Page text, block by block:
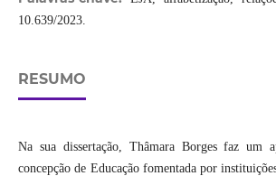
10.639/2023.
RESUMO
Na sua dissertação, Thâmara Borges faz um
concepção de Educação fomentada por